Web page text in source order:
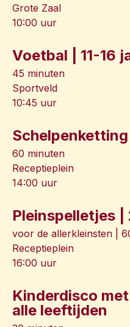
Grote Zaal
10:00 uur
Voetbal | 11-16
45 minuten
Sportveld
10:45 uur
60 minuten
Receptieplein
14:00 uur
Pleinspelletjes
voor de allerkleinsten |
Receptieplein
16:00 uur
Kinderdisco met
alle leeftijden